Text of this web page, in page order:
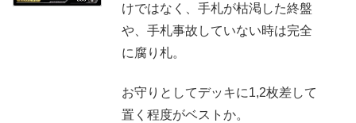
けではなく、手札が枯渇した終盤
や、手札事故していない時は完全
に腐り札。
お守りとしてデッキに1,2枚差して
置く程度がベストか。